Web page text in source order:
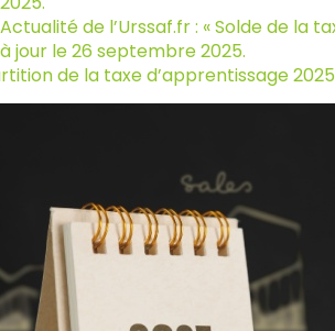
Actualité de l’Urssaf.fr : « Solde de la
à jour le 26 septembre 2025.
de la taxe d’apprentissage